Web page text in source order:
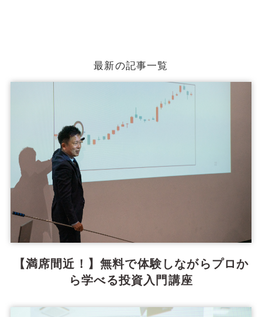
最新の記事一覧
【満席間近！】無料で体験しながらプロか
ら学べる投資入門講座